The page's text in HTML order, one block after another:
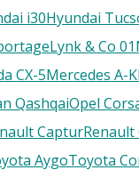
i30Hyundai
Lynk & Co 01
CX-5Mercedes A-
QashqaiOpel
CapturRenault
AygoToyota